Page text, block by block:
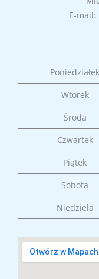
E-mail:
Poniedziałek
Wtorek
Środa
Czwartek
Piątek
Sobota
Niedziela